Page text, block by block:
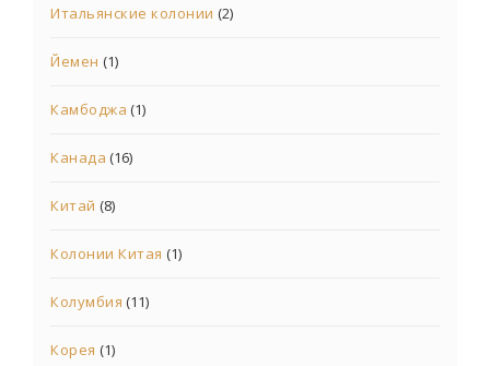
Итальянские колонии (2)
Йемен (1)
Камбоджа (1)
Канада (16)
Китай (8)
Колонии Китая (1)
Колумбия (11)
Корея (1)